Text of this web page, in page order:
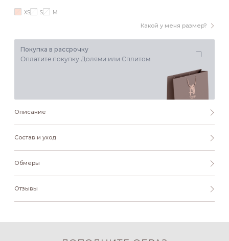
Какой у меня размер?
XS S M
Покупка в рассрочку
Оплатите покупку Долями или Сплитом
Описание
Состав и уход
Обмеры
Отзывы